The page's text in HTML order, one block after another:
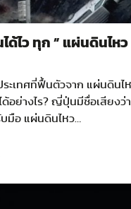
ไว ทุก ” แผ่นดินไหว
ะเทศที่ฟื้นตัวจาก แผ่นดินไห
ด้อย่างไร? ญี่ปุ่นมีชื่อเสียงว่
มือ แผ่นดินไหว…